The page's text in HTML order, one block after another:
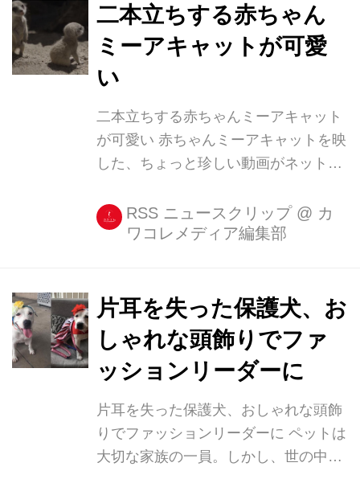
梅線の青梅~立川間の上り線の一部列
車に遅れが出ていると発表した。 この
影響で通勤時間帯のJR中央線快速電車
にも遅れが発生。午前10時現在も、青
影響」という理由で遅延情報が出てい
る。 ネット上には「東京なのに...」と
驚く声 この事故はネット上で話題に。
二本立ちする赤ちゃん
ミーアキャットが可愛
い
二本立ちする赤ちゃんミーアキャット
が可愛い 赤ちゃんミーアキャットを映
した、ちょっと珍しい動画がネットで
ーストラリア・シドニーのシンバイオ
野生動物公園で撮影されたその動画に
名前がつけられていないが、父親は
Penfold、母親はAyaという、動物園で
人気のミーアキャット夫妻だ。 3匹の
赤ちゃんは体重は約25グラムしかな
てしまう大きさだ。 シインバイオ野生
動物公園が10月5日に、3匹の動画を
Facebookに投稿したところ、その愛ら
RSS ニュースクリップ @ カ
ワコレメディア編集部
片耳を失った保護犬、お
しゃれな頭飾りでファ
ッションリーダーに
片耳を失った保護犬、おしゃれな頭飾
りでファッションリーダーに ペットは
大切な家族の一員。しかし、世の中に